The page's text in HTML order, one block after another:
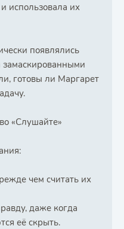
использовала их
появлялись
готовы ли Маргарет
«Слушайте»
чем считать их
даже когда
её скрыть.